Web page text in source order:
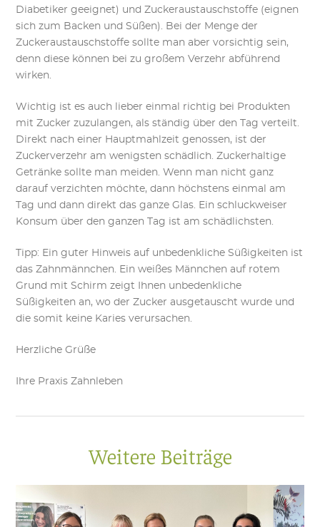
Diabetiker geeignet) und Zuckeraustauschstoffe (eignen
sich zum Backen und Süßen). Bei der Menge der
Zuckeraustauschstoffe sollte man aber vorsichtig sein,
denn diese können bei zu großem Verzehr abführend
wirken.
Wichtig ist es auch lieber einmal richtig bei Produkten
mit Zucker zuzulangen, als ständig über den Tag verteilt.
Direkt nach einer Hauptmahlzeit genossen, ist der
Zuckerverzehr am wenigsten schädlich. Zuckerhaltige
Getränke sollte man meiden. Wenn man nicht ganz
darauf verzichten möchte, dann höchstens einmal am
Tag und dann direkt das ganze Glas. Ein schluckweiser
Konsum über den ganzen Tag ist am schädlichsten.
Tipp: Ein guter Hinweis auf unbedenkliche Süßigkeiten ist
das Zahnmännchen. Ein weißes Männchen auf rotem
Grund mit Schirm zeigt Ihnen unbedenkliche
Süßigkeiten an, wo der Zucker ausgetauscht wurde und
die somit keine Karies verursachen.
Herzliche Grüße
Ihre Praxis Zahnleben
Weitere Beiträge